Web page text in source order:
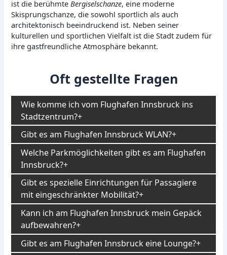
ist die berühmte Bergiselschanze, eine moderne
Skisprungschanze, die sowohl sportlich als auch
architektonisch beeindruckend ist. Neben seiner
kulturellen und sportlichen Vielfalt ist die Stadt zudem für
ihre gastfreundliche Atmosphäre bekannt.
Oft gestellte Fragen
Wie komme ich vom Flughafen Innsbruck ins
Stadtzentrum?
Gibt es am Flughafen Innsbruck WLAN?
Welche Parkmöglichkeiten gibt es am Flughafen
Innsbruck?
Gibt es spezielle Einrichtungen für Passagiere
mit eingeschränkter Mobilität?
Kann ich am Flughafen Innsbruck mein Gepäck
aufbewahren?
Gibt es am Flughafen Innsbruck eine Lounge?